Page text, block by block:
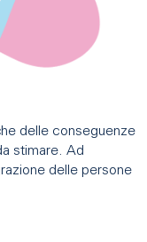
delle conseguenze
stimare. Ad
delle persone